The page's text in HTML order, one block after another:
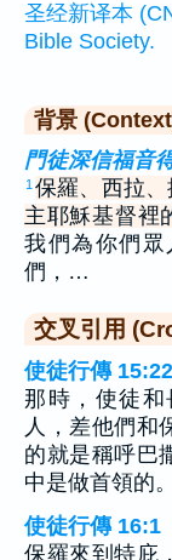
圣经新译本
Bible Society.
背景
門徒深信福音
1 保羅、西拉
主耶穌基督裡
我們為你們
們，…
交叉引用
使徒行傳 15:22
那時，使徒和
人，差他們和
的就是稱呼巴
中是做首領的。
使徒行傳 16:1
保羅來到特庇